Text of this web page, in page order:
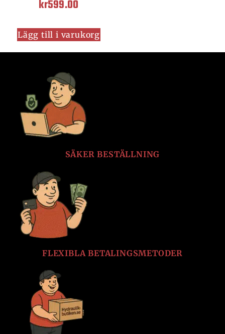
kr599.00
Lägg till i varukorg
SÄKER BESTÄLLNING
FLEXIBLA BETALINGSMETODER